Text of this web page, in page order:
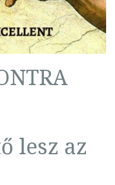
lesz az